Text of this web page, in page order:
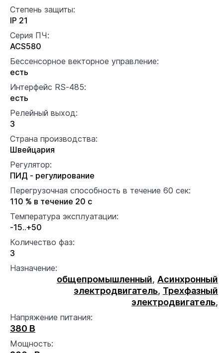
Степень защиты:
IP 21
Серия ПЧ:
ACS580
Бессенсорное векторное управление:
есть
Интерфейс RS-485:
есть
Релейный выход:
3
Страна производства:
Швейцария
Регулятор:
ПИД - регулирование
Перегрузочная способность в течение 60 сек:
110 % в течение 20 с
Температура эксплуатации:
-15..+50
Количество фаз:
3
Назначение:
общепромышленный, Асинхронный
электродвигатель, Трехфазный
электродвигатель,
Напряжение питания:
380 В
Мощность: